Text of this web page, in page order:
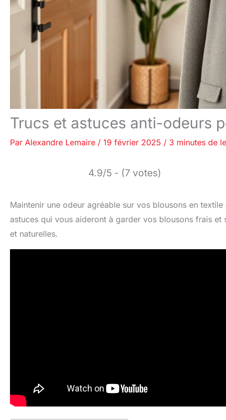
Trucs et astuces anti-odeurs
Par Alexandre Lemaire / 19 février 2025 / 3 minutes de
4.9/5 - (7 votes)
Maintenir une odeur agréable sur vos blousons en
astuces qui vous aideront à garder vos blousons frais
et naturelles.